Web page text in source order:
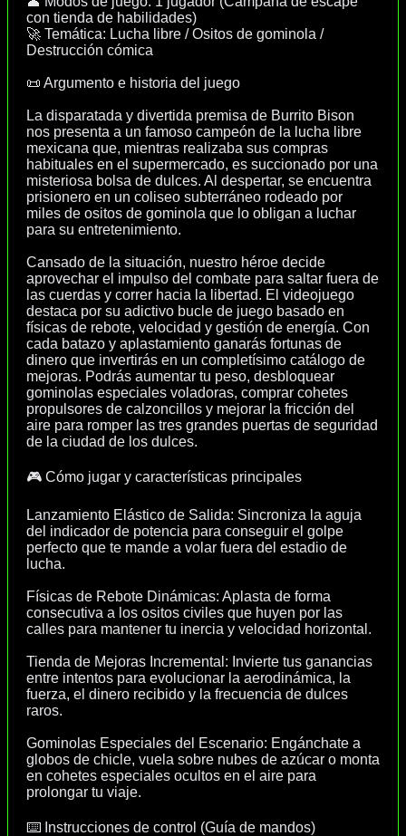
con tienda de habilidades)
🚀 Temática: Lucha libre / Ositos de gominola /
Destrucción cómica
📜 Argumento e historia del juego
La disparatada y divertida premisa de Burrito Bison
nos presenta a un famoso campeón de la lucha libre
mexicana que, mientras realizaba sus compras
habituales en el supermercado, es succionado por una
misteriosa bolsa de dulces. Al despertar, se encuentra
prisionero en un coliseo subterráneo rodeado por
miles de ositos de gominola que lo obligan a luchar
para su entretenimiento.
Cansado de la situación, nuestro héroe decide
aprovechar el impulso del combate para saltar fuera de
las cuerdas y correr hacia la libertad. El videojuego
destaca por su adictivo bucle de juego basado en
físicas de rebote, velocidad y gestión de energía. Con
cada batazo y aplastamiento ganarás fortunas de
dinero que invertirás en un completísimo catálogo de
mejoras. Podrás aumentar tu peso, desbloquear
gominolas especiales voladoras, comprar cohetes
propulsores de calzoncillos y mejorar la fricción del
aire para romper las tres grandes puertas de seguridad
de la ciudad de los dulces.
🎮 Cómo jugar y características principales
Lanzamiento Elástico de Salida: Sincroniza la aguja
del indicador de potencia para conseguir el golpe
perfecto que te mande a volar fuera del estadio de
lucha.
Físicas de Rebote Dinámicas: Aplasta de forma
consecutiva a los ositos civiles que huyen por las
calles para mantener tu inercia y velocidad horizontal.
Tienda de Mejoras Incremental: Invierte tus ganancias
entre intentos para evolucionar la aerodinámica, la
fuerza, el dinero recibido y la frecuencia de dulces
raros.
Gominolas Especiales del Escenario: Engánchate a
globos de chicle, vuela sobre nubes de azúcar o monta
en cohetes especiales ocultos en el aire para
prolongar tu viaje.
⌨️ Instrucciones de control (Guía de mandos)